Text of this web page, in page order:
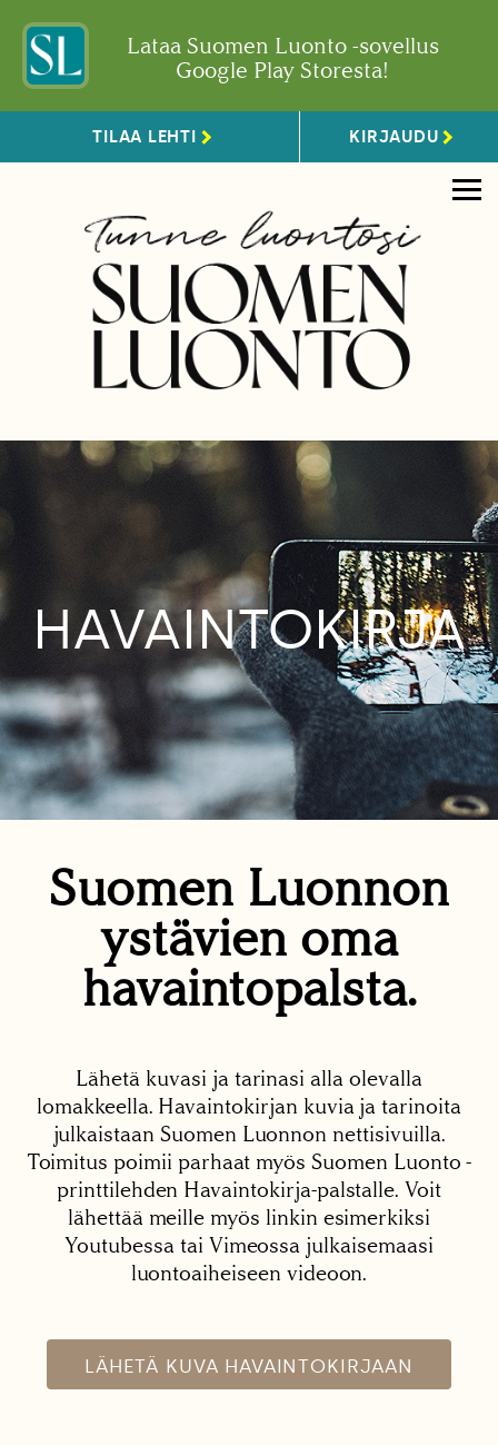
Lataa Suomen Luonto -sovellus
Google Play Storesta!
TILAA LEHTI KIRJAUDU
HAVAINTOKIRJA
Suomen Luonnon
ystävien oma
havaintopalsta.
Lähetä kuvasi ja tarinasi alla olevalla
lomakkeella. Havaintokirjan kuvia ja tarinoita
julkaistaan Suomen Luonnon nettisivuilla.
Toimitus poimii parhaat myös Suomen Luonto -
printtilehden Havaintokirja-palstalle. Voit
lähettää meille myös linkin esimerkiksi
Youtubessa tai Vimeossa julkaisemaasi
luontoaiheiseen videoon.
LÄHETÄ KUVA HAVAINTOKIRJAAN